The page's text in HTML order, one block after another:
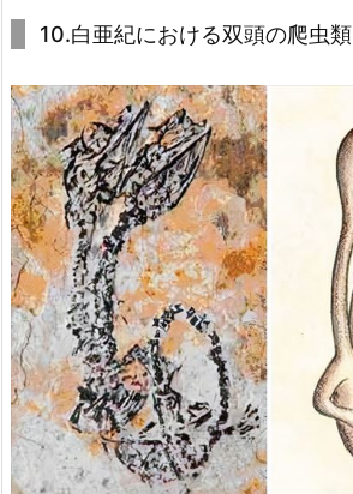
10.白亜紀における双頭の爬虫類